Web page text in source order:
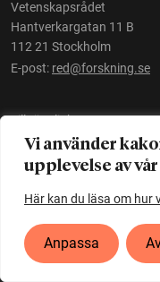
Vi använder
upplevelse av
Här kan du läsa om hur
Anpassa
Vetenskapsrådet
Hantverkargatan 11 B
112 21 Stockholm
E-post: red@forskning.se
Tillgänglighet
Ett initiativ av